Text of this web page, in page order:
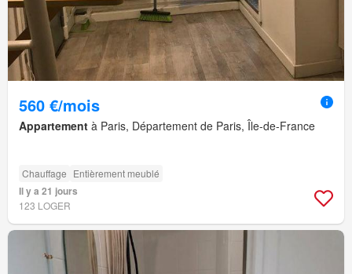
560 €/mois
Appartement à Paris, Département de Paris, Île-de-France
Chauffage Entièrement meublé
Il y a 21 jours
123 LOGER